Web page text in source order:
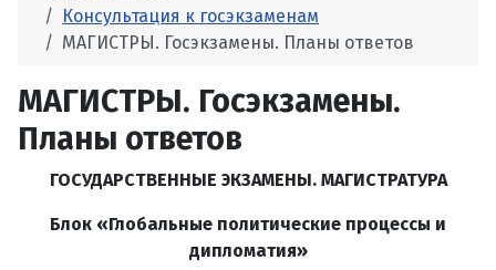
Консультация к госэкзаменам
МАГИСТРЫ. Госэкзамены. Планы ответов
МАГИСТРЫ. Госэкзамены.
Планы ответов
ГОСУДАРСТВЕННЫЕ ЭКЗАМЕНЫ. МАГИСТРАТУРА
Блок «Глобальные политические процессы и
дипломатия»